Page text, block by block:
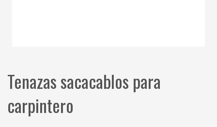
Tenazas sacacablos para
carpintero